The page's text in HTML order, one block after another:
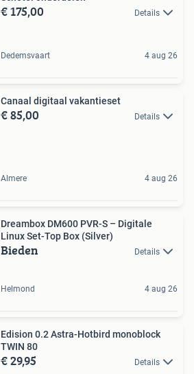
€ 175,00 Details
Dedemsvaart 4 aug 26
Canaal digitaal vakantieset
€ 85,00 Details
Almere 4 aug 26
Dreambox DM600 PVR-S – Digitale
Linux Set-Top Box (Silver)
Bieden Details
Helmond 4 aug 26
Edision 0.2 Astra-Hotbird monoblock
TWIN 80
€ 29,95 Details